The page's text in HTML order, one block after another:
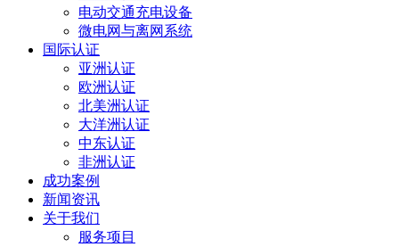
电动交通充电设备
微电网与离网系统
国际认证
亚洲认证
欧洲认证
北美洲认证
大洋洲认证
中东认证
非洲认证
成功案例
新闻资讯
关于我们
服务项目